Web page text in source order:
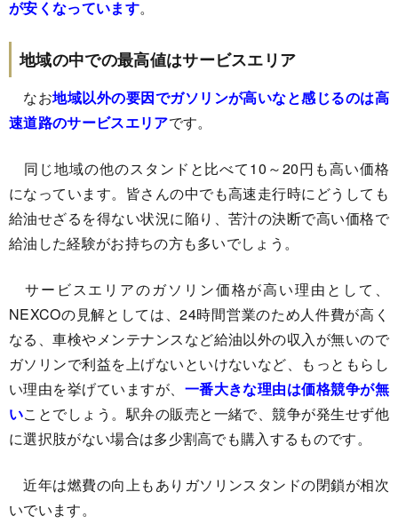
が安くなっています。
地域の中での最高値はサービスエリア
なお地域以外の要因でガソリンが高いなと感じるのは高
速道路のサービスエリアです。
同じ地域の他のスタンドと比べて10～20円も高い価格
になっています。皆さんの中でも高速走行時にどうしても
給油せざるを得ない状況に陥り、苦汁の決断で高い価格で
給油した経験がお持ちの方も多いでしょう。
サービスエリアのガソリン価格が高い理由として、
NEXCOの見解としては、24時間営業のため人件費が高く
なる、車検やメンテナンスなど給油以外の収入が無いので
ガソリンで利益を上げないといけないなど、もっともらし
い理由を挙げていますが、 一番大きな理由は価格競争が無
いことでしょう。駅弁の販売と一緒で、競争が発生せず他
に選択肢がない場合は多少割高でも購入するものです。
近年は燃費の向上もありガソリンスタンドの閉鎖が相次
いでいます。